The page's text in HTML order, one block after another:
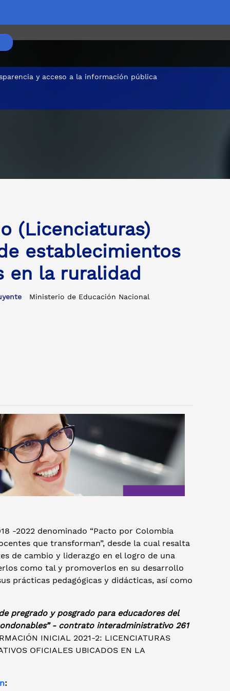
y acceso a la información pública
(Licenciaturas)
establecimientos
en la ruralidad
Ministerio de Educación Nacional
-2022 denominado “Pacto por Colombia
que transforman”, desde la cual resalta
de cambio y liderazgo en el logro de una
como tal y promoverlos en su desarrollo
prácticas pedagógicas y didácticas, así como
pregrado y posgrado para educadores del
- contrato interadministrativo 261
INICIAL 2021-2: LICENCIATURAS
OFICIALES UBICADOS EN LA
: